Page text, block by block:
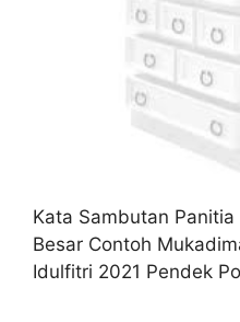
Kata Sambutan
Besar Contoh
Idulfitri 2021 Pendek